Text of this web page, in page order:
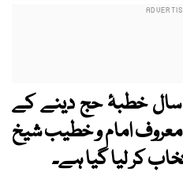
خطبۂ حج دینے کے
امام و خطیب شیخ
کر لیا گیا ہے۔